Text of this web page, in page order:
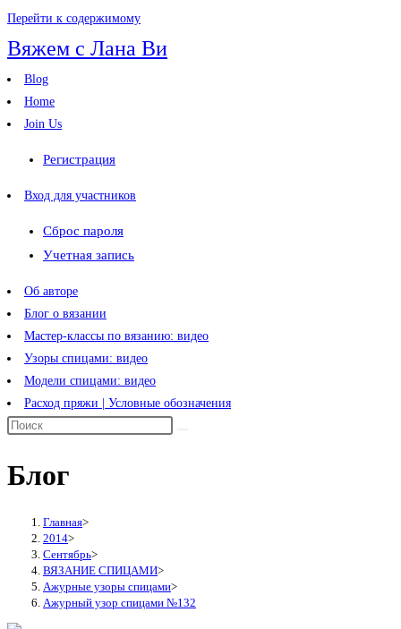
Перейти к содержимому
Вяжем с Лана Ви
Blog
Home
Join Us
Регистрация
Вход для участников
Сброс пароля
Учетная запись
Об авторе
Блог о вязании
Мастер-классы по вязанию: видео
Узоры спицами: видео
Модели спицами: видео
Расход пряжи | Условные обозначения
Блог
Главная>
2014>
Сентябрь>
ВЯЗАНИЕ СПИЦАМИ>
Ажурные узоры спицами>
Ажурный узор спицами №132